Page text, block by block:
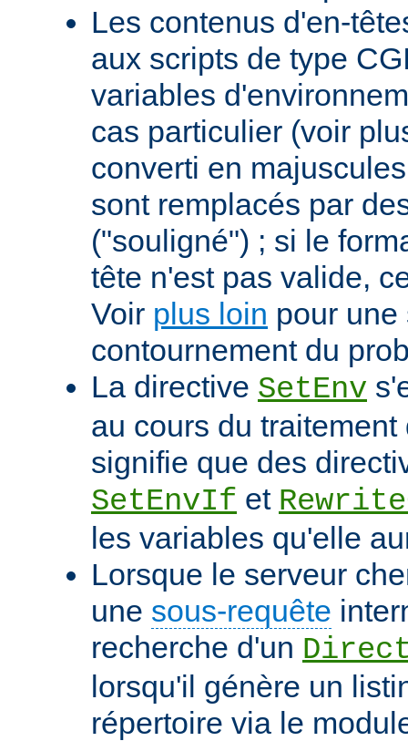
Les contenus d'en-
aux scripts de type
variables
cas particulier (voir
converti en
sont remplacés par
("souligné") ; si le
tête n'est pas valide,
Voir plus loin pour
contournement du
La directive SetEnv
au cours du
signifie que des
SetEnvIf et
les variables qu'elle
Lorsque le serveur
une sous-requête
recherche d'un
lorsqu'il génère un
répertoire via le